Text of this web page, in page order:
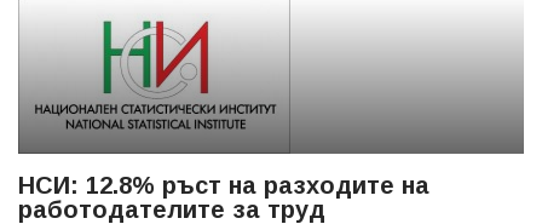
НСИ: 12.8% ръст на разходите на
работодателите за труд